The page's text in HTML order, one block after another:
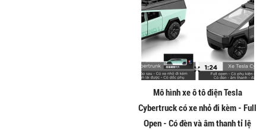
Mô hình xe ô tô điện Tesla
Cybertruck có xe nhỏ đi kèm - Full
Open - Có đèn và âm thanh tỉ lệ